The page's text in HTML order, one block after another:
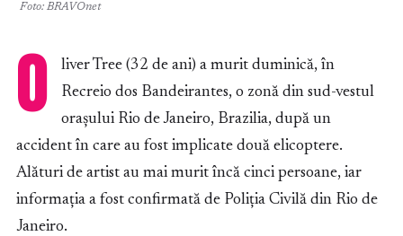
Foto: BRAVOnet
O
liver Tree (32 de ani) a murit duminică, în
Recreio dos Bandeirantes, o zonă din sud-vestul
orașului Rio de Janeiro, Brazilia, după un
accident în care au fost implicate două elicoptere.
Alături de artist au mai murit încă cinci persoane, iar
informația a fost confirmată de Poliția Civilă din Rio de
Janeiro.